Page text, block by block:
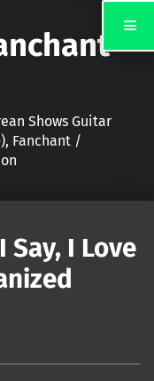
Shows Guitar
Fanchant /
Say, I Love